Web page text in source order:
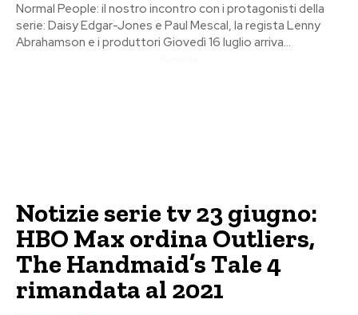
Normal People: il nostro incontro con i protagonisti della
serie: Daisy Edgar-Jones e Paul Mescal, la regista Lenny
Abrahamson e i produttori Giovedì 16 luglio arriva...
Notizie serie tv 23 giugno:
HBO Max ordina Outliers,
The Handmaid’s Tale 4
rimandata al 2021